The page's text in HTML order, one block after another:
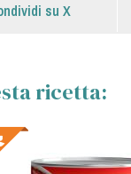
su X
ricetta: